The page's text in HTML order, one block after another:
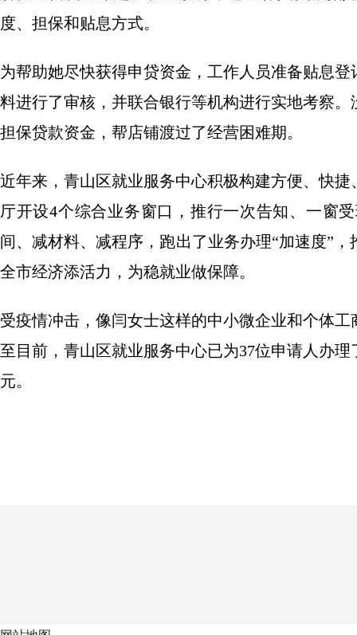
度、担保和贴息方式。
为帮助她尽快获得申贷资金，工作人员准备贴息
料进行了审核，并联合银行等机构进行实地考察
担保贷款资金，帮店铺渡过了经营困难期。
近年来，青山区就业服务中心积极构建方便、快
厅开设4个综合业务窗口，推行一次告知、一窗
间、减材料、减程序，跑出了业务办理“加速度”
全市经济添活力，为稳就业做保障。
受疫情冲击，像闫女士这样的中小微企业和个体
至目前，青山区就业服务中心已为37位申请人办
元。